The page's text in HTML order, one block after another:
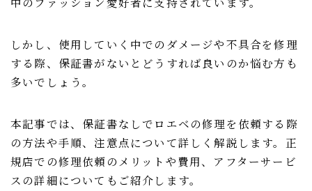
しかし、使用していく中でのダメージや不具合を修理
する際、保証書がないとどうすれば良いのか悩む方も
多いでしょう。
本記事では、保証書なしでロエベの修理を依頼する際
の方法や手順、注意点について詳しく解説します。正
規店での修理依頼のメリットや費用、アフターサービ
スの詳細についてもご紹介します。